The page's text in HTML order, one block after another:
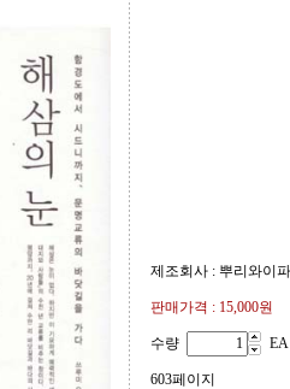
제조회사 : 뿌리와이
판매가격 : 15,000원
수량 EA
603페이지